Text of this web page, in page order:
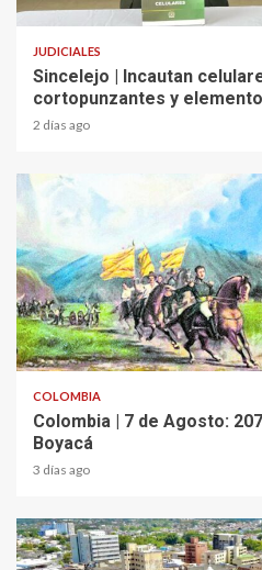
JUDICIALES
Sincelejo | Incautan
cortopunzantes y
2 días ago
2 min read
COLOMBIA
Colombia | 7 de Agosto:
Boyacá
3 días ago